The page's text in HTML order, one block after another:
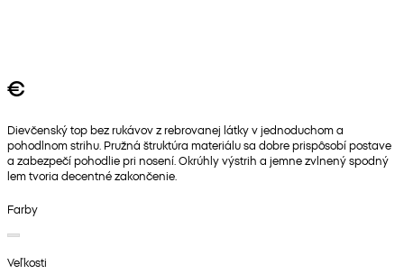
€
Dievčenský top bez rukávov z rebrovanej látky v jednoduchom a
pohodlnom strihu. Pružná štruktúra materiálu sa dobre prispôsobí postave
a zabezpečí pohodlie pri nosení. Okrúhly výstrih a jemne zvlnený spodný
lem tvoria decentné zakončenie.
Farby
Veľkosti